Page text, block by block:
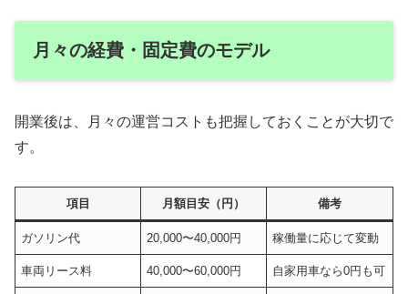
月々の経費・固定費のモデル
開業後は、月々の運営コストも把握しておくことが大切で
す。
項目 月額目安（円） 備考
ガソリン代 20,000〜40,000円 稼働量に応じて変動
車両リース料 40,000〜60,000円 自家用車なら0円も可